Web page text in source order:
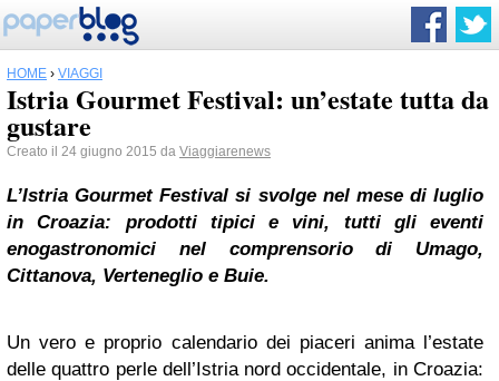
HOME › VIAGGI
Istria Gourmet Festival: un’estate tutta da
gustare
Creato il 24 giugno 2015 da Viaggiarenews
L’Istria Gourmet Festival si svolge nel mese di luglio
in Croazia: prodotti tipici e vini, tutti gli eventi
enogastronomici nel comprensorio di Umago,
Cittanova, Verteneglio e Buie.
Un vero e proprio calendario dei piaceri anima l’estate
delle quattro perle dell’Istria nord occidentale, in Croazia: